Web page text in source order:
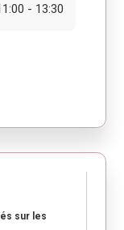
- 13:30
sur les